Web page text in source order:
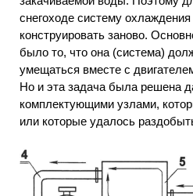
снегоходе систему
конструировать заново.
было то, что она (система)
умещаться вместе с
Но и эта задача была решена
комплектующими узлами,
или которые удалось